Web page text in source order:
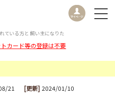
ている方と 飼い主になりた
カード等の登録は不要
21 [更新] 2024/01/10